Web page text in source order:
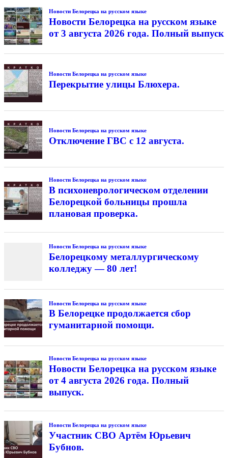
Новости Белорецка на русском языке
Новости Белорецка на русском языке
от 3 августа 2026 года. Полный выпуск
Новости Белорецка на русском языке
Перекрытие улицы Блюхера.
Новости Белорецка на русском языке
Отключение ГВС с 12 августа.
Новости Белорецка на русском языке
В психоневрологическом отделении
Белорецкой больницы прошла
плановая проверка.
Новости Белорецка на русском языке
Белорецкому металлургическому
колледжу — 80 лет!
Новости Белорецка на русском языке
В Белорецке продолжается сбор
гуманитарной помощи.
Новости Белорецка на русском языке
Новости Белорецка на русском языке
от 4 августа 2026 года. Полный
выпуск.
Новости Белорецка на русском языке
Участник СВО Артём Юрьевич
Бубнов.